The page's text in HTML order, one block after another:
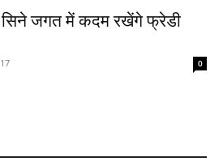
सिने जगत में कदम रखेंगे फ्रेडी
0